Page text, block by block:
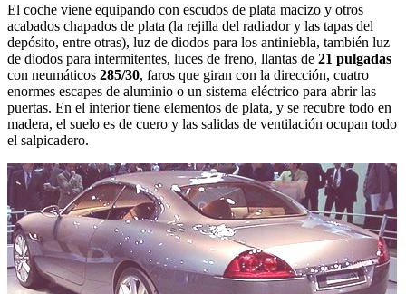
El coche viene equipando con escudos de plata macizo y otros
acabados chapados de plata (la rejilla del radiador y las tapas del
depósito, entre otras), luz de diodos para los antiniebla, también luz
de diodos para intermitentes, luces de freno, llantas de 21 pulgadas
con neumáticos 285/30, faros que giran con la dirección, cuatro
enormes escapes de aluminio o un sistema eléctrico para abrir las
puertas. En el interior tiene elementos de plata, y se recubre todo en
madera, el suelo es de cuero y las salidas de ventilación ocupan todo
el salpicadero.